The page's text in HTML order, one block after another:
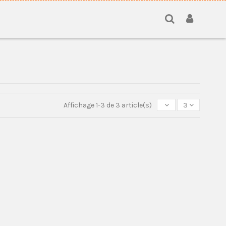
Affichage 1-3 de 3 article(s) 3